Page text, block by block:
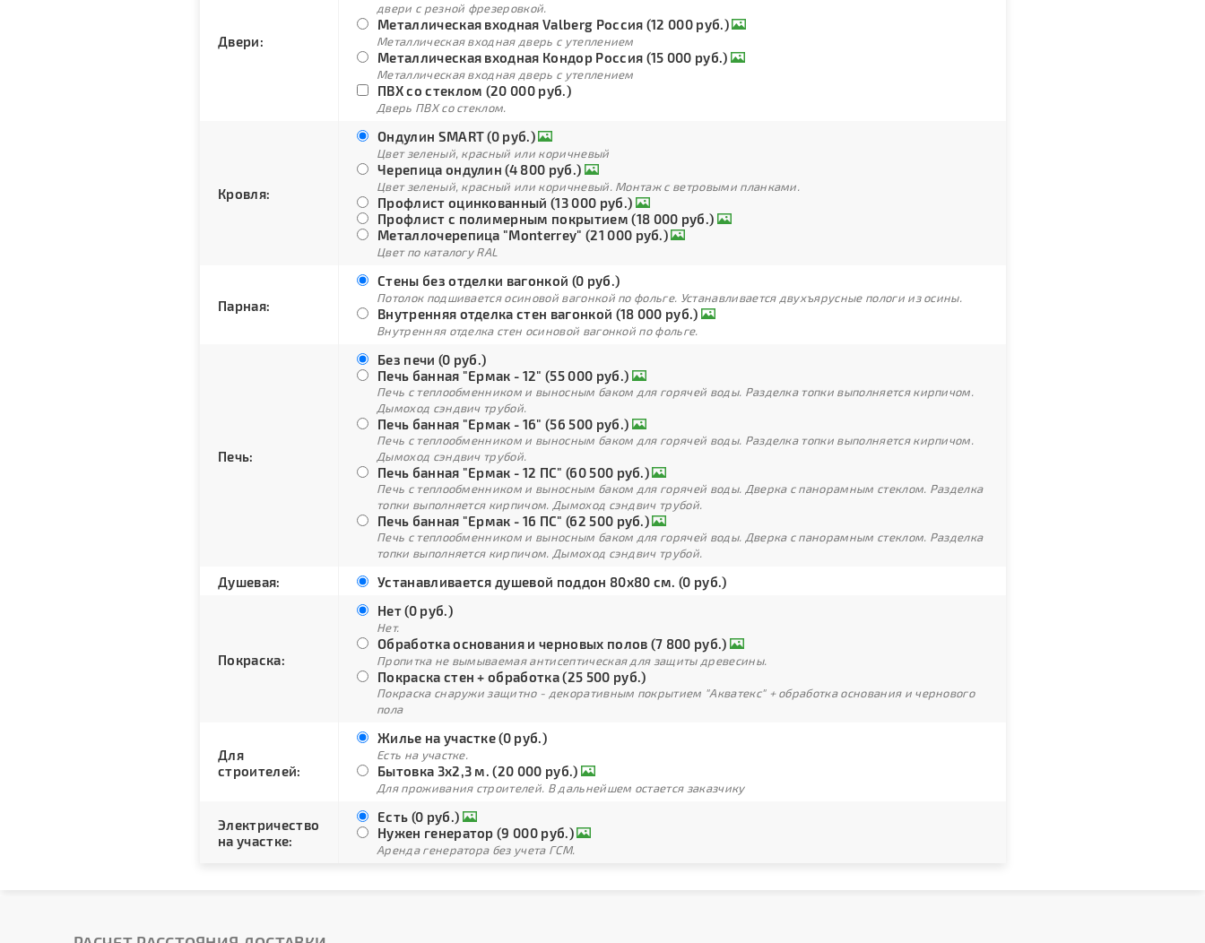
Двери:
двери с резной фрезеровкой.
Металлическая входная Valberg Россия (12 000 руб.)
Металлическая входная дверь с утеплением
Металлическая входная Кондор Россия (15 000 руб.)
Металлическая входная дверь с утеплением
ПВХ со стеклом (20 000 руб.)
Дверь ПВХ со стеклом.
Кровля:
Ондулин SMART (0 руб.)
Цвет зеленый, красный или коричневый
Черепица ондулин (4 800 руб.)
Цвет зеленый, красный или коричневый. Монтаж с ветровыми планками.
Профлист оцинкованный (13 000 руб.)
Профлист с полимерным покрытием (18 000 руб.)
Металлочерепица "Monterrey" (21 000 руб.)
Цвет по каталогу RAL
Парная:
Стены без отделки вагонкой (0 руб.)
Потолок подшивается осиновой вагонкой по фольге. Устанавливается двухъярусные пологи из осины.
Внутренняя отделка стен вагонкой (18 000 руб.)
Внутренняя отделка стен осиновой вагонкой по фольге.
Печь:
Без печи (0 руб.)
Печь банная "Ермак - 12" (55 000 руб.)
Печь с теплообменником и выносным баком для горячей воды. Разделка топки выполняется кирпичом.
Дымоход сэндвич трубой.
Печь банная "Ермак - 16" (56 500 руб.)
Печь с теплообменником и выносным баком для горячей воды. Разделка топки выполняется кирпичом.
Дымоход сэндвич трубой.
Печь банная "Ермак - 12 ПС" (60 500 руб.)
Печь с теплообменником и выносным баком для горячей воды. Дверка с панорамным стеклом. Разделка
топки выполняется кирпичом. Дымоход сэндвич трубой.
Печь банная "Ермак - 16 ПС" (62 500 руб.)
Печь с теплообменником и выносным баком для горячей воды. Дверка с панорамным стеклом. Разделка
топки выполняется кирпичом. Дымоход сэндвич трубой.
Душевая: Устанавливается душевой поддон 80х80 см. (0 руб.)
Покраска:
Нет (0 руб.)
Нет.
Обработка основания и черновых полов (7 800 руб.)
Пропитка не вымываемая антисептическая для защиты древесины.
Покраска стен + обработка (25 500 руб.)
Покраска снаружи защитно - декоративным покрытием "Акватекс" + обработка основания и чернового
пола
Для
строителей:
Жилье на участке (0 руб.)
Есть на участке.
Бытовка 3х2,3 м. (20 000 руб.)
Для проживания строителей. В дальнейшем остается заказчику
Электричество
на участке:
Есть (0 руб.)
Нужен генератор (9 000 руб.)
Аренда генератора без учета ГСМ.